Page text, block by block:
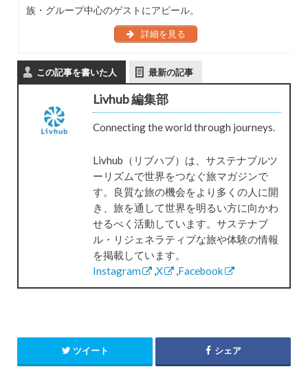
族・グループ中心のゲストにアピール。
詳細を見る
この記事を書いた人 最新の記事
Livhub 編集部
Connecting the world through journeys.
Livhub（リブハブ）は、サステナブルツ
ーリズムで世界をつなぐ旅マガジンで
す。良質な旅の機会をより多くの人に開
き、旅を通して世界を明るい方に向かわ
せるべく活動しています。サステナブ
ル・リジェネラティブな旅や体験の情報
を掲載しています。
Instagram
,X ,Facebook
ツイート シェア